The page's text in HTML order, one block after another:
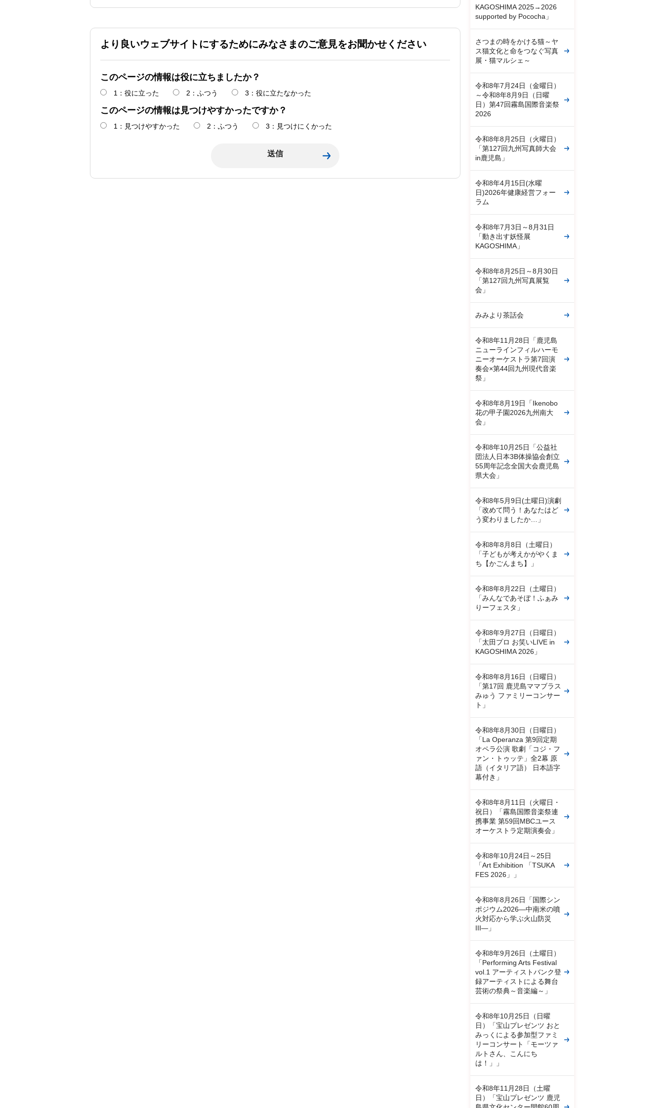
より良いウェブサイトにするためにみなさまのご意見をお聞かせください
このページの情報は役に立ちましたか？
1：役に立った 2：ふつう 3：役に立たなかった
このページの情報は見つけやすかったですか？
1：見つけやすかった 2：ふつう 3：見つけにくかった
KAGOSHIMA 2025→2026
supported by Pococha」
さつまの時をかける猫～ヤ
ス猫文化と命をつなぐ写真
展・猫マルシェ～
令和8年7月24日（金曜日）
～令和8年8月9日（日曜
日）第47回霧島国際音楽祭
2026
令和8年8月25日（火曜日）
「第127回九州写真師大会
in鹿児島」
令和8年4月15日(水曜
日)2026年健康経営フォー
ラム
令和8年7月3日～8月31日
「動き出す妖怪展
KAGOSHIMA」
令和8年8月25日～8月30日
「第127回九州写真展覧
会」
みみより茶話会
令和8年11月28日「鹿児島
ニューラインフィルハーモ
ニーオーケストラ第7回演
奏会×第44回九州現代音楽
祭」
令和8年8月19日「Ikenobo
花の甲子園2026九州南大
会」
令和8年10月25日「公益社
団法人日本3B体操協会創立
55周年記念全国大会鹿児島
県大会」
令和8年5月9日(土曜日)演劇
「改めて問う！あなたはど
う変わりましたか…」
令和8年8月8日（土曜日）
「子どもが考えかがやくま
ち【かごんまち】」
令和8年8月22日（土曜日）
「みんなであそぼ！ふぁみ
りーフェスタ」
令和8年9月27日（日曜日）
「太田プロ お笑いLIVE in
KAGOSHIMA 2026」
令和8年8月16日（日曜日）
「第17回 鹿児島ママブラス
みゅう ファミリーコンサー
ト」
令和8年8月30日（日曜日）
「La Operanza 第9回定期
オペラ公演 歌劇「コジ・フ
ァン・トゥッテ」全2幕 原
語（イタリア語） 日本語字
幕付き」
令和8年8月11日（火曜日・
祝日）「霧島国際音楽祭連
携事業 第59回MBCユース
オーケストラ定期演奏会」
令和8年10月24日～25日
「Art Exhibition 「TSUKA
FES 2026」」
令和8年8月26日「国際シン
ポジウム2026―中南米の噴
火対応から学ぶ火山防災
III―」
令和8年9月26日（土曜日）
「Performing Arts Festival
vol.1 アーティストバンク登
録アーティストによる舞台
芸術の祭典～音楽編～」
令和8年10月25日（日曜
日）「宝山プレゼンツ おと
みっくによる参加型ファミ
リーコンサート「モーツァ
ルトさん、こんにち
は！」」
令和8年11月28日（土曜
日）「宝山プレゼンツ 鹿児